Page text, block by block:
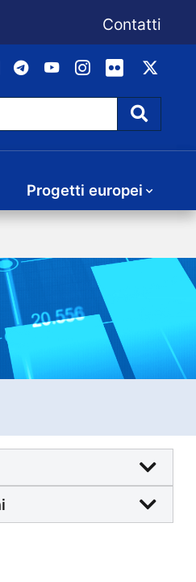
Progetti europei